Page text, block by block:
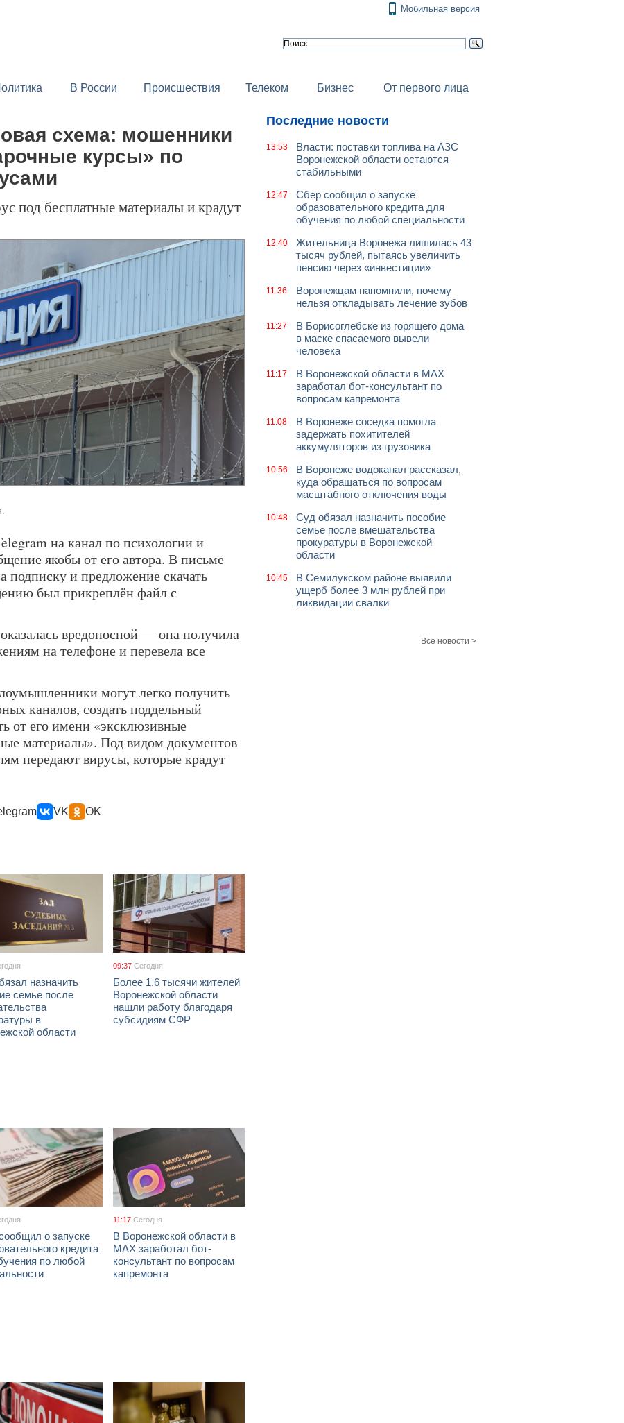
Мобильная версия
В России Происшествия Телеком Бизнес От первого лица
схема: мошенники
курсы» по
под бесплатные материалы и крадут
на канал по психологии и
якобы от его автора. В письме
подписку и предложение скачать
был прикреплён файл с
вредоносной — она получила
на телефоне и перевела все
могут легко получить
каналов, создать поддельный
от его имени «эксклюзивные
материалы». Под видом документов
передают вирусы, которые крадут
VK OK
назначить
семье после
в
области
09:37 Сегодня
Более 1,6 тысячи жителей
Воронежской области
нашли работу благодаря
субсидиям СФР
о запуске
кредита
по любой
11:17 Сегодня
В Воронежской области в
МАХ заработал бот-
консультант по вопросам
капремонта
Последние новости
13:53
Власти: поставки топлива на АЗС
Воронежской области остаются
стабильными
12:47
Сбер сообщил о запуске
образовательного кредита для
обучения по любой специальности
12:40
Жительница Воронежа лишилась 43
тысяч рублей, пытаясь увеличить
пенсию через «инвестиции»
11:36
Воронежцам напомнили, почему
нельзя откладывать лечение зубов
11:27
В Борисоглебске из горящего дома
в маске спасаемого вывели
человека
11:17
В Воронежской области в МАХ
заработал бот-консультант по
вопросам капремонта
11:08
В Воронеже соседка помогла
задержать похитителей
аккумуляторов из грузовика
10:56
В Воронеже водоканал рассказал,
куда обращаться по вопросам
масштабного отключения воды
10:48
Суд обязал назначить пособие
семье после вмешательства
прокуратуры в Воронежской
области
10:45
В Семилукском районе выявили
ущерб более 3 млн рублей при
ликвидации свалки
Все новости >